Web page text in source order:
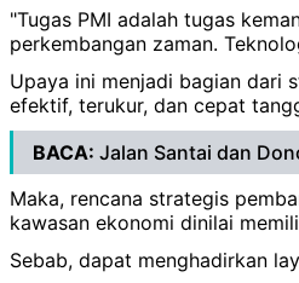
"Tugas PMI adalah tugas
perkembangan zaman.
Upaya ini menjadi bagian dari
efektif, terukur, dan cepat
BACA: Jalan Santai dan
Maka, rencana strategis
kawasan ekonomi dinilai
Sebab, dapat menghadirkan